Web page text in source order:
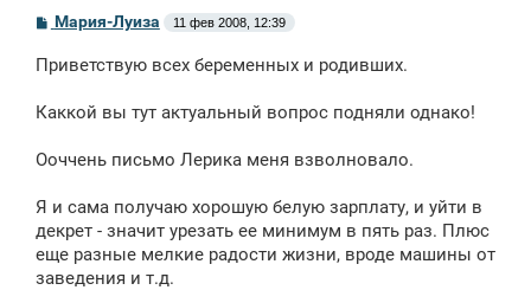
С
о
б
н
Мария-Луиза 11 фев 2008, 12:39
Приветствую всех беременных и родивших.
Каккой вы тут актуальный вопрос подняли однако!
Ооччень письмо Лерика меня взволновало.
Я и сама получаю хорошую белую зарплату, и уйти в
декрет - значит урезать ее минимум в пять раз. Плюс
еще разные мелкие радости жизни, вроде машины от
заведения и т.д.